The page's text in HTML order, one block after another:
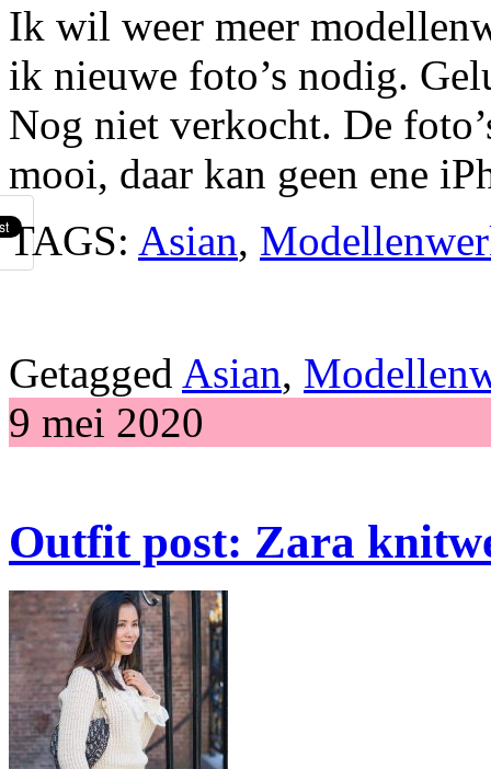
Ik wil weer meer
ik nieuwe foto’s nodig.
Nog niet verkocht. De
mooi, daar kan geen ene
TAGS: Asian,
Getagged Asian,
9 mei 2020
Outfit post: Zara